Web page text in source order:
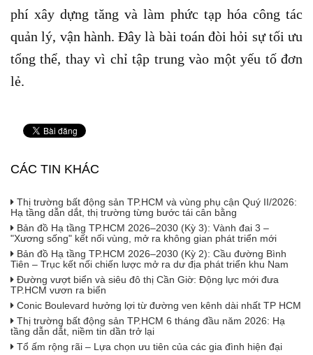
phí xây dựng tăng và làm phức tạp hóa công tác
quản lý, vận hành. Đây là bài toán đòi hỏi sự tối ưu
tổng thể, thay vì chỉ tập trung vào một yếu tố đơn
lẻ.
CÁC TIN KHÁC
Thị trường bất động sản TP.HCM và vùng phụ cận Quý II/2026:
Hạ tầng dẫn dắt, thị trường từng bước tái cân bằng
Bản đồ Hạ tầng TP.HCM 2026–2030 (Kỳ 3): Vành đai 3 –
"Xương sống" kết nối vùng, mở ra không gian phát triển mới
Bản đồ Hạ tầng TP.HCM 2026–2030 (Kỳ 2): Cầu đường Bình
Tiên – Trục kết nối chiến lược mở ra dư địa phát triển khu Nam
Đường vượt biển và siêu đô thị Cần Giờ: Động lực mới đưa
TP.HCM vươn ra biển
Conic Boulevard hưởng lợi từ đường ven kênh dài nhất TP HCM
Thị trường bất động sản TP.HCM 6 tháng đầu năm 2026: Hạ
tầng dẫn dắt, niềm tin dần trở lại
Tổ ấm rộng rãi – Lựa chọn ưu tiên của các gia đình hiện đại